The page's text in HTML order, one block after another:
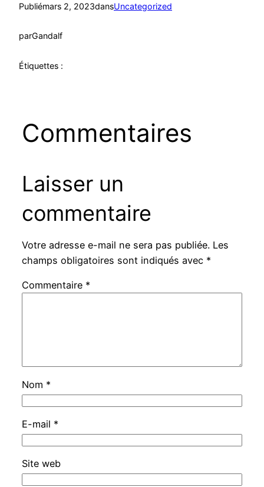
Publiémars 2, 2023dansUncategorized
parGandalf
Étiquettes :
Commentaires
Laisser un
commentaire
Votre adresse e-mail ne sera pas publiée. Les
champs obligatoires sont indiqués avec *
Commentaire *
Nom *
E-mail *
Site web